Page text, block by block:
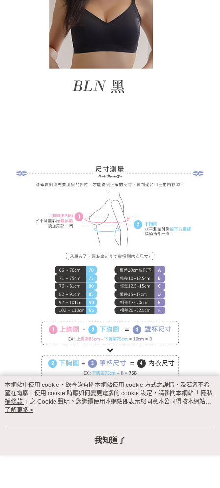
本網站中使用 cookie，欲查詢有關本網站使用 cookie 方式之詳情，及若您不希
望在電腦上使用 cookie 時應如何變更電腦的 cookie 設定，請參閱本網站「 隱私
權條款 」之 Cookie 聲明。您繼續使用本網站即表示您同意本公司得按本網站使
用條款之 Cookie 聲明使用 cookie。
了解更多 >
我知道了